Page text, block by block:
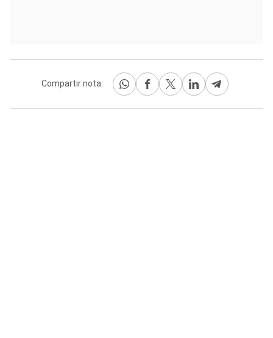
Compartir nota: